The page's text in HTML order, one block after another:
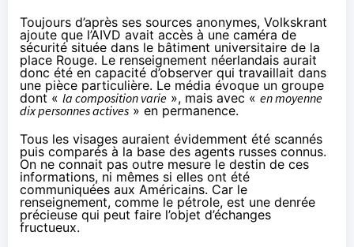
Toujours d’après ses sources anonymes, Volkskrant
ajoute que l’AIVD avait accès à une caméra de
sécurité située dans le bâtiment universitaire de la
place Rouge. Le renseignement néerlandais aurait
donc été en capacité d’observer qui travaillait dans
une pièce particulière. Le média évoque un groupe
dont « la composition varie », mais avec « en moyenne
dix personnes actives » en permanence.
Tous les visages auraient évidemment été scannés
puis comparés à la base des agents russes connus.
On ne connait pas outre mesure le destin de ces
informations, ni mêmes si elles ont été
communiquées aux Américains. Car le
renseignement, comme le pétrole, est une denrée
précieuse qui peut faire l’objet d’échanges
fructueux.